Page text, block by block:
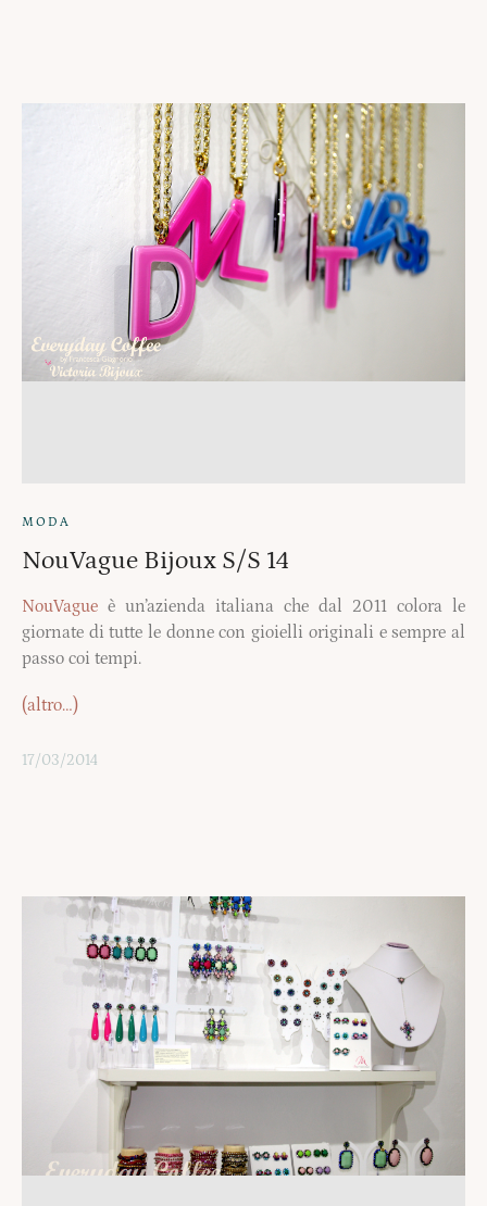
MODA
NouVague Bijoux S/S 14
NouVague è un’azienda italiana che dal 2011 colora le
giornate di tutte le donne con gioielli originali e sempre al
passo coi tempi.
(altro…)
17/03/2014